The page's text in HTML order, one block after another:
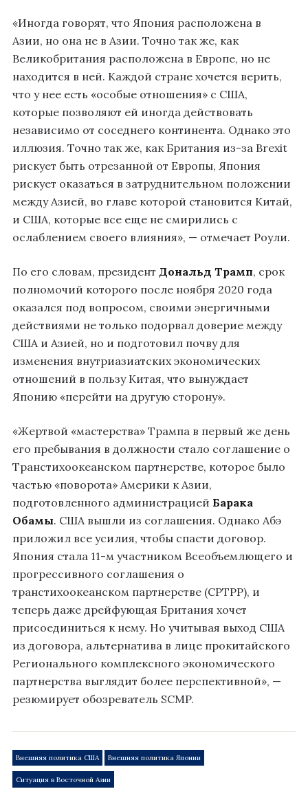
«Иногда говорят, что Япония расположена в
Азии, но она не в Азии. Точно так же, как
Великобритания расположена в Европе, но не
находится в ней. Каждой стране хочется верить,
что у нее есть «особые отношения» с США,
которые позволяют ей иногда действовать
независимо от соседнего континента. Однако это
иллюзия. Точно так же, как Британия из-за Brexit
рискует быть отрезанной от Европы, Япония
рискует оказаться в затруднительном положении
между Азией, во главе которой становится Китай,
и США, которые все еще не смирились с
ослаблением своего влияния», — отмечает Роули.
По его словам, президент Дональд Трамп, срок
полномочий которого после ноября 2020 года
оказался под вопросом, своими энергичными
действиями не только подорвал доверие между
США и Азией, но и подготовил почву для
изменения внутриазиатских экономических
отношений в пользу Китая, что вынуждает
Японию «перейти на другую сторону».
«Жертвой «мастерства» Трампа в первый же день
его пребывания в должности стало соглашение о
Транстихоокеанском партнерстве, которое было
частью «поворота» Америки к Азии,
подготовленного администрацией Барака
Обамы. США вышли из соглашения. Однако Абэ
приложил все усилия, чтобы спасти договор.
Япония стала 11-м участником Всеобъемлющего и
прогрессивного соглашения о
транстихоокеанском партнерстве (CPTPP), и
теперь даже дрейфующая Британия хочет
присоединиться к нему. Но учитывая выход США
из договора, альтернатива в лице прокитайского
Регионального комплексного экономического
партнерства выглядит более перспективной», —
резюмирует обозреватель SCMP.
Внешняя политика США Внешняя политика Японии
Ситуация в Восточной Азии